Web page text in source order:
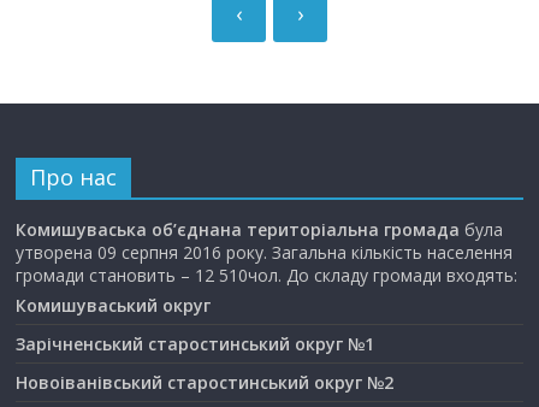
›
‹
Про нас
Комишуваська об’єднана територіальна громада була
утворена 09 серпня 2016 року. Загальна кількість населення
громади становить – 12 510чол. До складу громади входять:
Комишуваський округ
Зарічненський старостинський округ №1
Новоіванівський старостинський округ №2